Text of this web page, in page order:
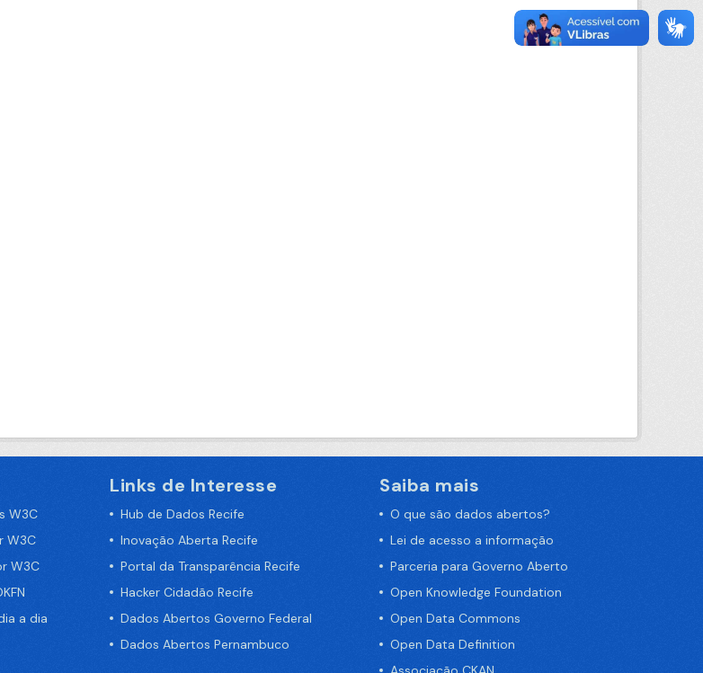
W3C
W3C
W3C
a dia
Links de Interesse
Hub de Dados Recife
Inovação Aberta Recife
Portal da Transparência Recife
Hacker Cidadão Recife
Dados Abertos Governo Federal
Dados Abertos Pernambuco
Saiba mais
O que são dados abertos?
Lei de acesso a informação
Parceria para Governo Aberto
Open Knowledge Foundation
Open Data Commons
Open Data Definition